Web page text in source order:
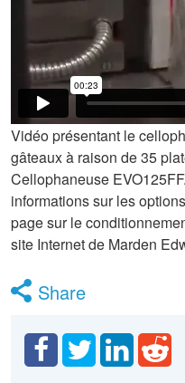
Vidéo présentant le
gâteaux à raison de 35
Cellophaneuse
informations sur les
page sur le
site Internet de Marden
Share